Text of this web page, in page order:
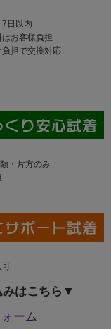
日以内
お客様負担
担で交換対応
・片方のみ
可
はこちら▼
ーム